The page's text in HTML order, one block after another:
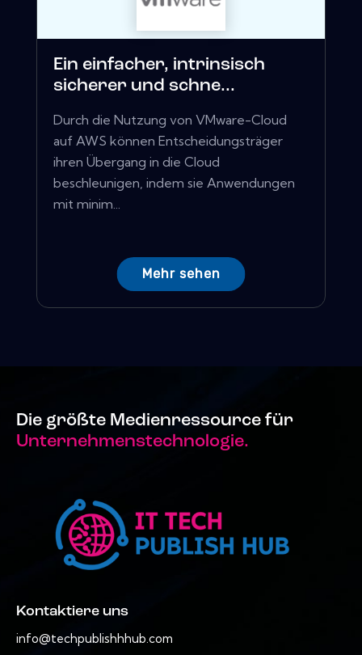
Ein einfacher, intrinsisch
sicherer und schne...
Durch die Nutzung von VMware-Cloud
auf AWS können Entscheidungsträger
ihren Übergang in die Cloud
beschleunigen, indem sie Anwendungen
mit minim...
Mehr sehen
Die größte Medienressource für
Unternehmenstechnologie.
Kontaktiere uns
info@techpublishhhub.com